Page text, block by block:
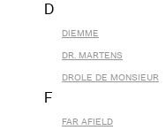
D
DIEMME
DR. MARTENS
DROLE DE MONSIEUR
F
FAR AFIELD